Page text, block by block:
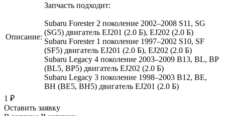
Описание:
Запчасть подходит:
Subaru Forester 2 поколение 2002–2008 S11, SG
(SG5) двигатель EJ201 (2.0 Б), EJ202 (2.0 Б)
Subaru Forester 1 поколение 1997–2002 S10, SF
(SF5) двигатель EJ201 (2.0 Б), EJ202 (2.0 Б)
Subaru Legacy 4 поколение 2003–2009 B13, BL, BP
(BL5, BP5) двигатель EJ202 (2.0 Б)
Subaru Legacy 3 поколение 1998–2003 B12, BE,
BH (BE5, BH5) двигатель EJ201 (2.0 Б)
1 ₽
Оставить заявку